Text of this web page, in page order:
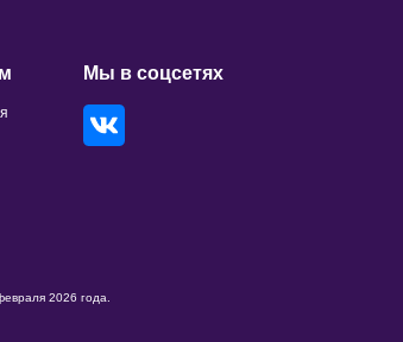
Мы в соцсетях
2026 года.